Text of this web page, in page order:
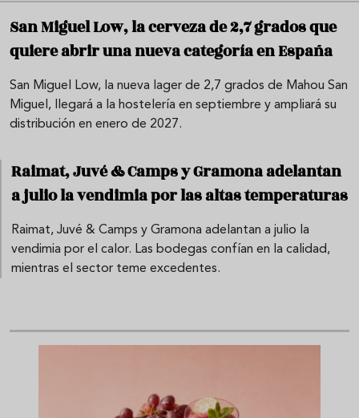
San Miguel Low, la cerveza de 2,7 grados que
quiere abrir una nueva categoría en España
San Miguel Low, la nueva lager de 2,7 grados de Mahou San
Miguel, llegará a la hostelería en septiembre y ampliará su
distribución en enero de 2027.
Raimat, Juvé & Camps y Gramona adelantan
a julio la vendimia por las altas temperaturas
Raimat, Juvé & Camps y Gramona adelantan a julio la
vendimia por el calor. Las bodegas confían en la calidad,
mientras el sector teme excedentes.